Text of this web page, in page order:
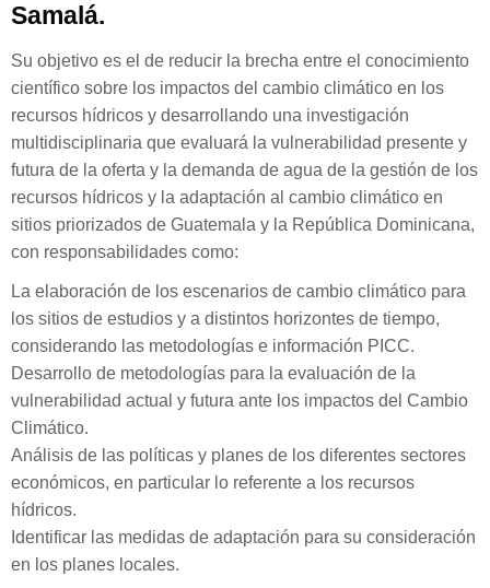
Samalá.
Su objetivo es el de reducir la brecha entre el conocimiento
científico sobre los impactos del cambio climático en los
recursos hídricos y desarrollando una investigación
multidisciplinaria que evaluará la vulnerabilidad presente y
futura de la oferta y la demanda de agua de la gestión de los
recursos hídricos y la adaptación al cambio climático en
sitios priorizados de Guatemala y la República Dominicana,
con responsabilidades como:
La elaboración de los escenarios de cambio climático para
los sitios de estudios y a distintos horizontes de tiempo,
considerando las metodologías e información PICC.
Desarrollo de metodologías para la evaluación de la
vulnerabilidad actual y futura ante los impactos del Cambio
Climático.
Análisis de las políticas y planes de los diferentes sectores
económicos, en particular lo referente a los recursos
hídricos.
Identificar las medidas de adaptación para su consideración
en los planes locales.